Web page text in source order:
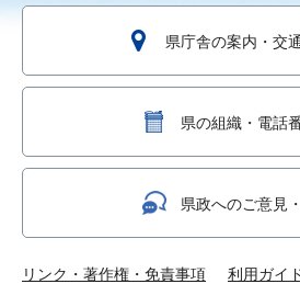
県庁舎の案内・交
県の組織・電話
県政へのご意見
リンク・著作権・免責事項 利用ガイ